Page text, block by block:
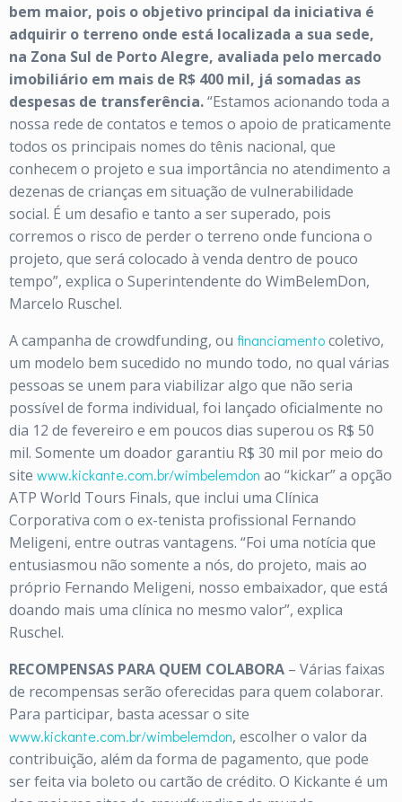
bem maior, pois o objetivo principal da iniciativa é
adquirir o terreno onde está localizada a sua sede,
na Zona Sul de Porto Alegre, avaliada pelo mercado
imobiliário em mais de R$ 400 mil, já somadas as
despesas de transferência.“Estamos acionando toda a
nossa rede de contatos e temos o apoio de praticamente
todos os principais nomes do tênis nacional, que
conhecem o projeto e sua importância no atendimento a
dezenas de crianças em situação de vulnerabilidade
social. É um desafio e tanto a ser superado, pois
corremos o risco de perder o terreno onde funciona o
projeto, que será colocado à venda dentro de pouco
tempo”, explica o Superintendente do WimBelemDon,
Marcelo Ruschel.
A campanha de crowdfunding, ou financiamentocoletivo,
um modelo bem sucedido no mundo todo, no qual várias
pessoas se unem para viabilizar algo que não seria
possível de forma individual, foi lançado oficialmente no
dia 12 de fevereiro e em poucos dias superou os R$ 50
mil. Somente um doador garantiu R$ 30 mil por meio do
site www.kickante.com.br/wimbelemdon ao “kickar” a opção
ATP World Tours Finals, que inclui uma Clínica
Corporativa com o ex-tenista profissional Fernando
Meligeni, entre outras vantagens. “Foi uma notícia que
entusiasmou não somente a nós, do projeto, mais ao
próprio Fernando Meligeni, nosso embaixador, que está
doando mais uma clínica no mesmo valor”, explica
Ruschel.
RECOMPENSAS PARA QUEM COLABORA – Várias faixas
de recompensas serão oferecidas para quem colaborar.
Para participar, basta acessar o site
www.kickante.com.br/wimbelemdon, escolher o valor da
contribuição, além da forma de pagamento, que pode
ser feita via boleto ou cartão de crédito. O Kickante é um